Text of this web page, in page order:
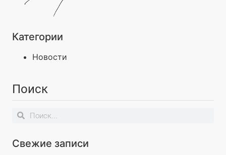
Категории
Новости
Поиск
Свежие записи